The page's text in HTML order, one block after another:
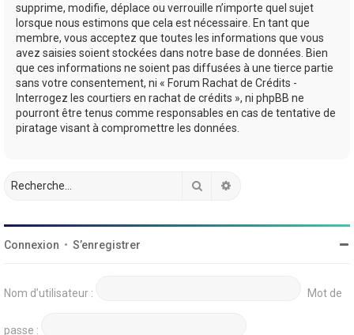
supprime, modifie, déplace ou verrouille n’importe quel sujet
lorsque nous estimons que cela est nécessaire. En tant que
membre, vous acceptez que toutes les informations que vous
avez saisies soient stockées dans notre base de données. Bien
que ces informations ne soient pas diffusées à une tierce partie
sans votre consentement, ni « Forum Rachat de Crédits -
Interrogez les courtiers en rachat de crédits », ni phpBB ne
pourront être tenus comme responsables en cas de tentative de
piratage visant à compromettre les données.
Rechercher
Connexion • S’enregistrer
Nom d’utilisateur : Mot de
passe :